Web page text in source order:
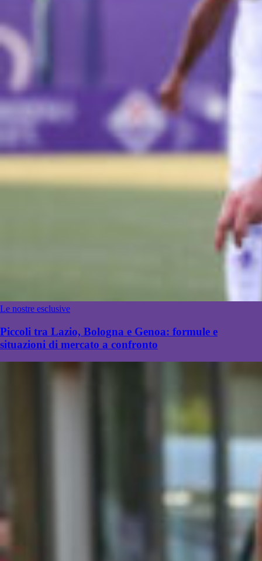
Le nostre esclusive
Piccoli tra Lazio, Bologna e Genoa: formule e
situazioni di mercato a confronto